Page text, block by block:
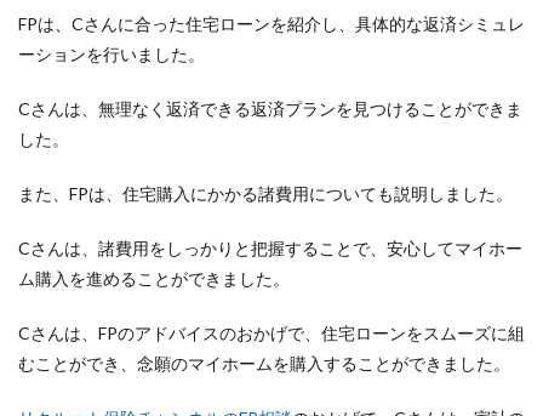
FPは、Cさんに合った住宅ローンを紹介し、具体的な返済シミュレ
ーションを行いました。
Cさんは、無理なく返済できる返済プランを見つけることができま
した。
また、FPは、住宅購入にかかる諸費用についても説明しました。
Cさんは、諸費用をしっかりと把握することで、安心してマイホー
ム購入を進めることができました。
Cさんは、FPのアドバイスのおかげで、住宅ローンをスムーズに組
むことができ、念願のマイホームを購入することができました。